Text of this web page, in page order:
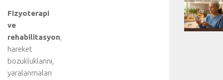
Fizyoterapi
ve
rehabilitasyon
hareket
bozukluklarını,
yaralanmaları